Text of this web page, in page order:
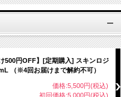
500円OFF】[定期購入] スキンロジ
（※4回お届けまで解約不可）
価格:5,500円(税込)
初回価格:5,000円(税込)